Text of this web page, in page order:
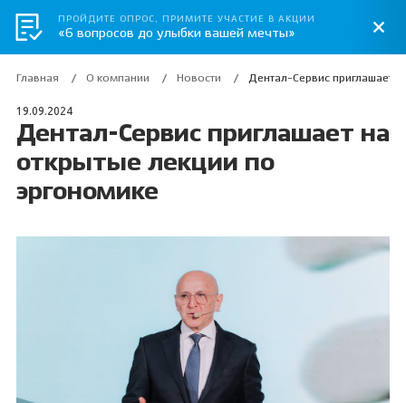
Главная О компании Новости Дентал-Сервис приглашает
19.09.2024
Дентал-Сервис приглашает на
открытые лекции по
эргономике
ПРОЙДИТЕ ОПРОС, ПРИМИТЕ УЧАСТИЕ В АКЦИИ
«6 вопросов до улыбки вашей мечты»